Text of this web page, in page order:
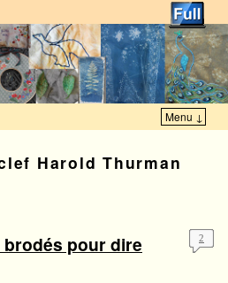
Menu ↓
Harold Thurman
pour dire
2